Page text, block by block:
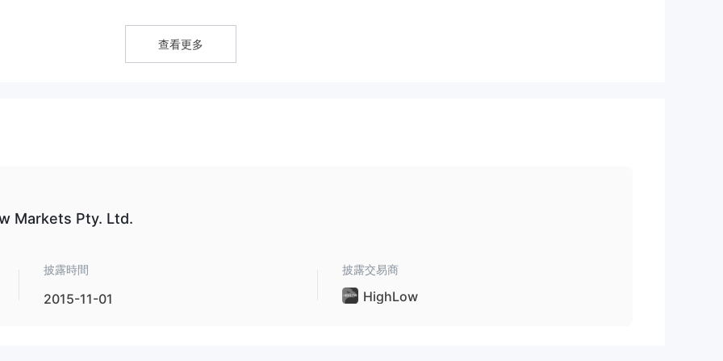
，但存在欺诈嫌疑。这意味着该经纪人缺乏有效的监管，并且没有受
来保护您的资金。
查看更多
Markets Pty. Ltd.
披露時間
2015-11-01
披露交易商
HighLow